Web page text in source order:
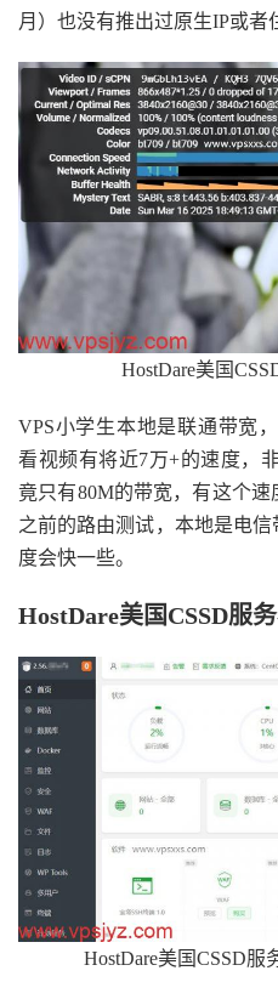
月）也没有推出过原生IP或者
HostDare美国
VPS小学生本地是联通带宽
看视频有将近7万+的速度，
竟只有80M的带宽，有这个
之前的路由测试，本地是电
度会快一些。
HostDare美国CSSD服
HostDare美国CSSD